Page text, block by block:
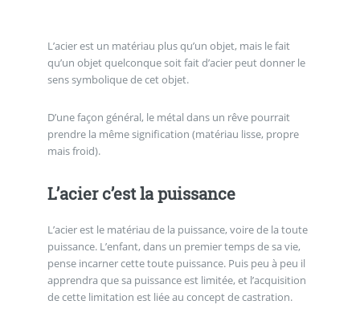
L’acier est un matériau plus qu’un objet, mais le fait
qu’un objet quelconque soit fait d’acier peut donner le
sens symbolique de cet objet.
D’une façon général, le métal dans un rêve pourrait
prendre la même signification (matériau lisse, propre
mais froid).
L’acier c’est la puissance
L’acier est le matériau de la puissance, voire de la toute
puissance. L’enfant, dans un premier temps de sa vie,
pense incarner cette toute puissance. Puis peu à peu il
apprendra que sa puissance est limitée, et l’acquisition
de cette limitation est liée au concept de castration.